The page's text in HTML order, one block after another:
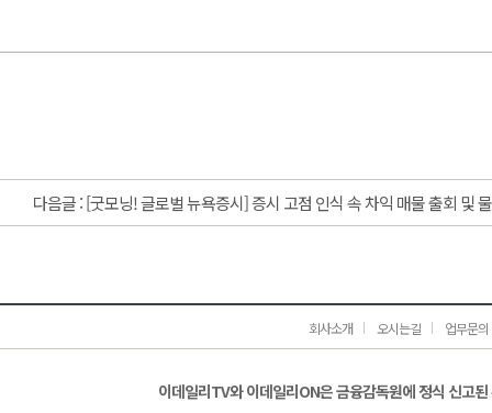
다음글 :[굿모닝! 글로벌 뉴욕증시] 증시 고점 인식 속 차익 매물 출회 및
회사소개 오시는길 업무문의
이데일리TV와 이데일리ON은 금융감독원에 정식 신고